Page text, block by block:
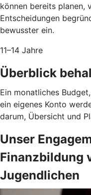
können bereits planen,
Entscheidungen
bewusster ein.
11–14 Jahre
Überblick
Ein monatliches
ein eigenes Konto
darum, Übersicht und
Unser
Finanzbildung
Jugendlichen